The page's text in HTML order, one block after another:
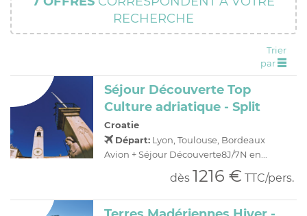
CIRCUITS
RECHERCHE
Trier
par
Séjour Découverte Top
Culture adriatique - Split
Croatie
Départ: Lyon, Toulouse, Bordeaux
Avion + Séjour Découverte8J/7N en...
dès 1216 € TTC/pers.